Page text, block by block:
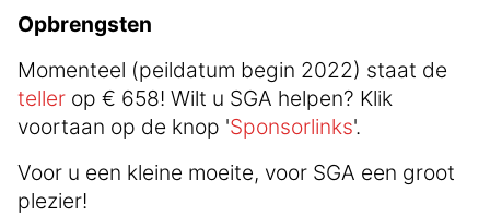
Opbrengsten
Momenteel (peildatum begin 2022) staat de
teller op € 658! Wilt u SGA helpen? Klik
voortaan op de knop 'Sponsorlinks'.
Voor u een kleine moeite, voor SGA een groot
plezier!